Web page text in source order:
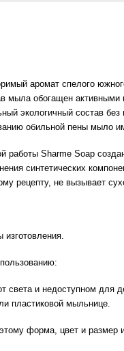
аромат спелого
мыла обогащен
экологичный состав
обильной пены мыло
работы Sharme Soap
синтетических
рецепту, не вызывает
изготовления.
и недоступном для
пластиковой мыльнице.
форма, цвет и размер